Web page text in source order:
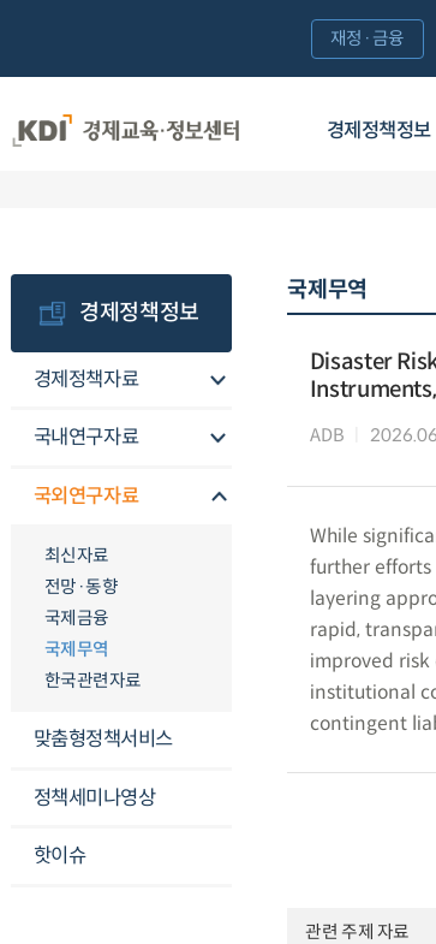
경제정책정보
재정·금융
경제정책정보
경제정책자료
국내연구자료
국외연구자료
최신자료
전망·동향
국제금융
국제무역
한국관련자료
맞춤형정책서비스
정책세미나영상
핫이슈
국제무역
Disaster
ADB
While
further
layering
rapid,
improved
institutional
contingent
관련 주제 자료